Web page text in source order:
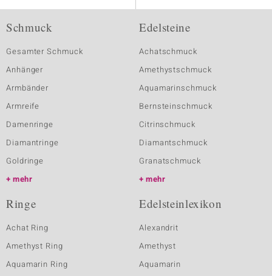
Schmuck
Gesamter Schmuck
Anhänger
Armbänder
Armreife
Damenringe
Diamantringe
Goldringe
mehr
Edelsteine
Achatschmuck
Amethystschmuck
Aquamarinschmuck
Bernsteinschmuck
Citrinschmuck
Diamantschmuck
Granatschmuck
mehr
Ringe
Achat Ring
Amethyst Ring
Aquamarin Ring
Edelsteinlexikon
Alexandrit
Amethyst
Aquamarin